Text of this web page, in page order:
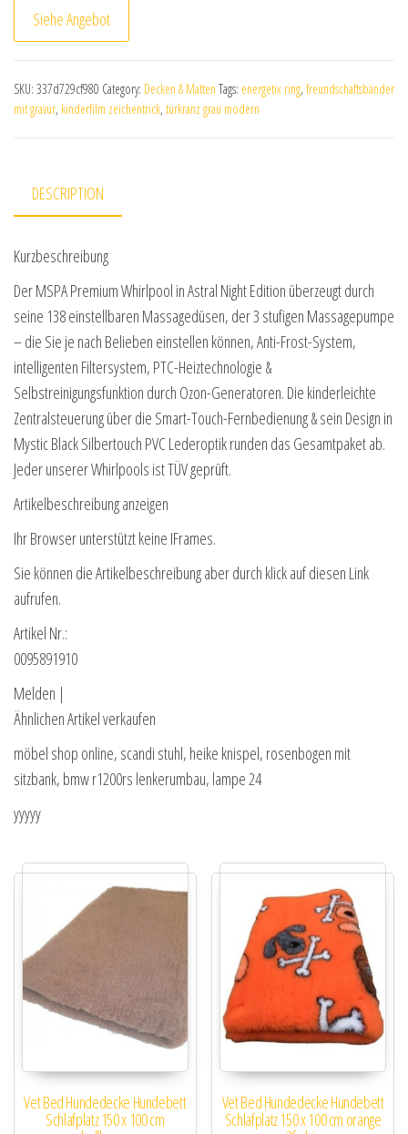
Siehe Angebot
SKU: 337d729cf980 Category: Decken & Matten Tags: energetix ring, freundschaftsbänder
mit gravur, kinderfilm zeichentrick, türkranz grau modern
DESCRIPTION
Kurzbeschreibung
Der MSPA Premium Whirlpool in Astral Night Edition überzeugt durch
seine 138 einstellbaren Massagedüsen, der 3 stufigen Massagepumpe
– die Sie je nach Belieben einstellen können, Anti-Frost-System,
intelligenten Filtersystem, PTC-Heiztechnologie &
Selbstreinigungsfunktion durch Ozon-Generatoren. Die kinderleichte
Zentralsteuerung über die Smart-Touch-Fernbedienung & sein Design in
Mystic Black Silbertouch PVC Lederoptik runden das Gesamtpaket ab.
Jeder unserer Whirlpools ist TÜV geprüft.
Artikelbeschreibung anzeigen
Ihr Browser unterstützt keine IFrames.
Sie können die Artikelbeschreibung aber durch klick auf diesen Link
aufrufen.
Artikel Nr.:
0095891910
Melden |
Ähnlichen Artikel verkaufen
möbel shop online, scandi stuhl, heike knispel, rosenbogen mit
sitzbank, bmw r1200rs lenkerumbau, lampe 24
yyyyy
Vet Bed Hundedecke Hundebett
Schlafplatz 150 x 100 cm
Vet Bed Hundedecke Hundebett
Schlafplatz 150 x 100 cm orange